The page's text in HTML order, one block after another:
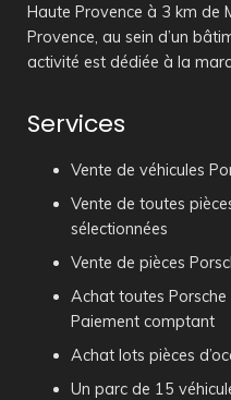
Haute Provence à 3 km de
Provence, au sein d’un
activité est dédiée à la
Services
Vente de véhicules
Vente de toutes
sélectionnées
Vente de pièces
Achat toutes Porsche
Paiement comptant
Achat lots pièces
Un parc de 15